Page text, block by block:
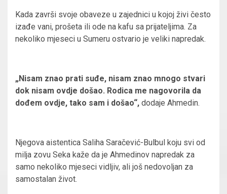
Kada završi svoje obaveze u zajednici u kojoj živi često
izađe vani, prošeta ili ode na kafu sa prijateljima. Za
nekoliko mjeseci u Sumeru ostvario je veliki napredak.
„Nisam znao prati suđe, nisam znao mnogo stvari
dok nisam ovdje došao. Rodica me nagovorila da
dođem ovdje, tako sam i došao“, dodaje Ahmedin.
Njegova aistentica Saliha Saračević-Bulbul koju svi od
milja zovu Seka kaže da je Ahmedinov napredak za
samo nekoliko mjeseci vidljiv, ali još nedovoljan za
samostalan život.